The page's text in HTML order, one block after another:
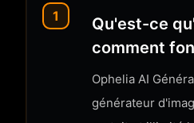
1
Qu'est-ce
comment
Ophelia AI
générateur